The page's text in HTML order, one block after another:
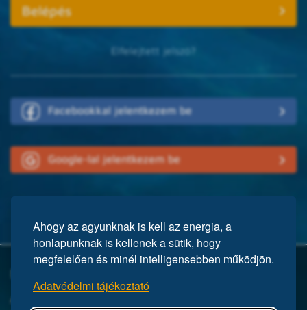
Ahogy az agyunknak is kell az energia, a
honlapunknak is kellenek a sütik, hogy
megfelelően és minél intelligensebben működjön.
Adatvédelmi tájékoztató
Elfelejtett jelszó?
Facebookkal jelentkezem be
Google-lal jelentkezem be
A Mensa egy nemzetközi egyesület, közel 150 ezer taggal a világ